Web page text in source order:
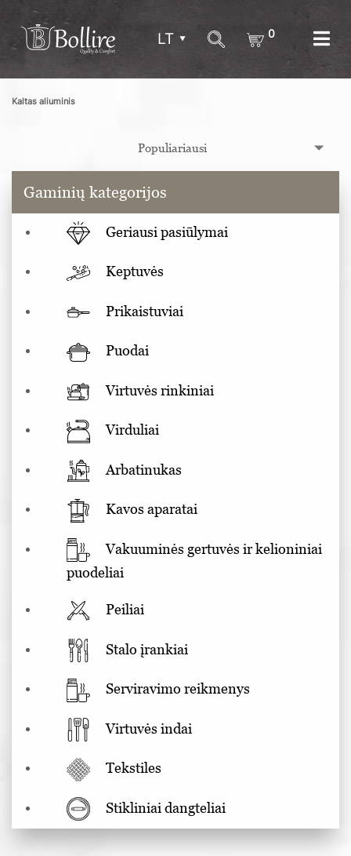
LT 0
Kaltas aliuminis
Gaminių kategorijos
Geriausi pasiūlymai
Keptuvės
Prikaistuviai
Puodai
Virtuvės rinkiniai
Virduliai
Arbatinukas
Kavos aparatai
Vakuuminės gertuvės ir kelioniniai
puodeliai
Peiliai
Stalo įrankiai
Serviravimo reikmenys
Virtuvės indai
Tekstiles
Stikliniai dangteliai